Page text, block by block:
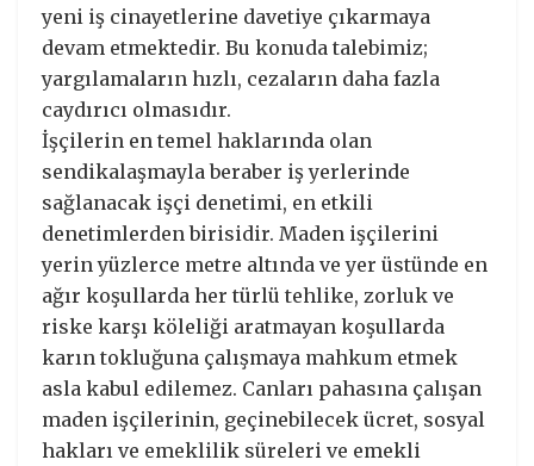
yeni iş cinayetlerine davetiye çıkarmaya
devam etmektedir. Bu konuda talebimiz;
yargılamaların hızlı, cezaların daha fazla
caydırıcı olmasıdır.
İşçilerin en temel haklarında olan
sendikalaşmayla beraber iş yerlerinde
sağlanacak işçi denetimi, en etkili
denetimlerden birisidir. Maden işçilerini
yerin yüzlerce metre altında ve yer üstünde en
ağır koşullarda her türlü tehlike, zorluk ve
riske karşı köleliği aratmayan koşullarda
karın tokluğuna çalışmaya mahkum etmek
asla kabul edilemez. Canları pahasına çalışan
maden işçilerinin, geçinebilecek ücret, sosyal
hakları ve emeklilik süreleri ve emekli